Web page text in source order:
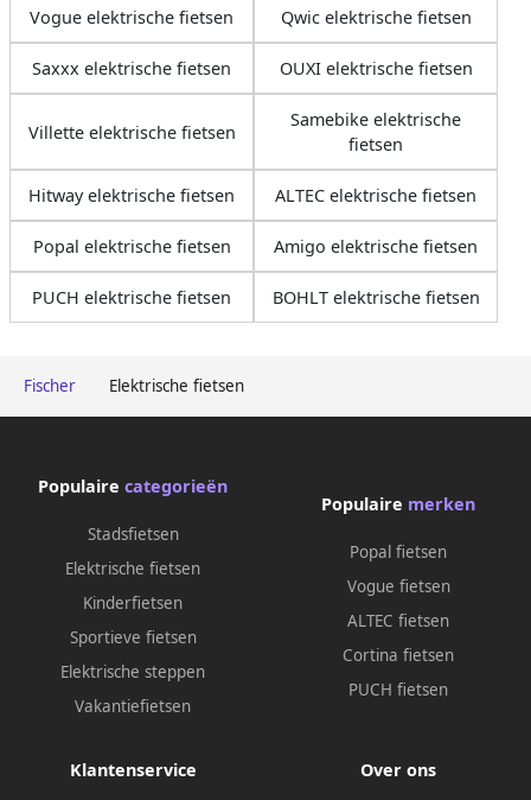
Fischer Elektrische fietsen
Vogue elektrische fietsen Qwic elektrische fietsen
Saxxx elektrische fietsen OUXI elektrische fietsen
Villette elektrische fietsen
Samebike elektrische
fietsen
Hitway elektrische fietsen ALTEC elektrische fietsen
Popal elektrische fietsen Amigo elektrische fietsen
PUCH elektrische fietsen BOHLT elektrische fietsen
Populaire categorieën
Stadsfietsen
Elektrische fietsen
Kinderfietsen
Sportieve fietsen
Elektrische steppen
Vakantiefietsen
Populaire merken
Popal fietsen
Vogue fietsen
ALTEC fietsen
Cortina fietsen
PUCH fietsen
Klantenservice Over ons